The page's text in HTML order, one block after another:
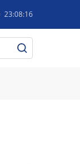
23:08:16